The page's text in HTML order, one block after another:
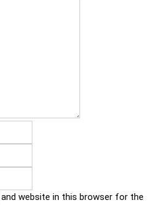
and website in this browser for the